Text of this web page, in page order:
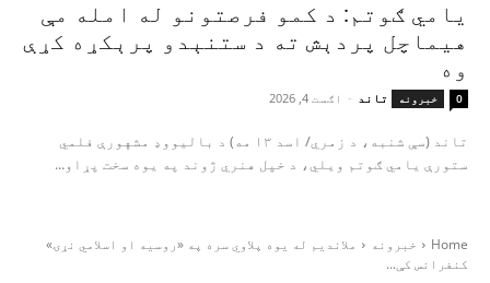
یامي ګوتم: د کمو فرصتونو له امله مې
هیماچل پردېش ته د ستنېدو پرېکړه کړې
وه
خبرونه تاند - اګست 4, 2026 0
تاند (سې شنبه، د زمري/ اسد ۱۳ مه) د بالیووډ مشهورې فلمي
ستورې یامي ګوتم ویلي، د خپل هنري ژوند په یوه سخت پړاو...